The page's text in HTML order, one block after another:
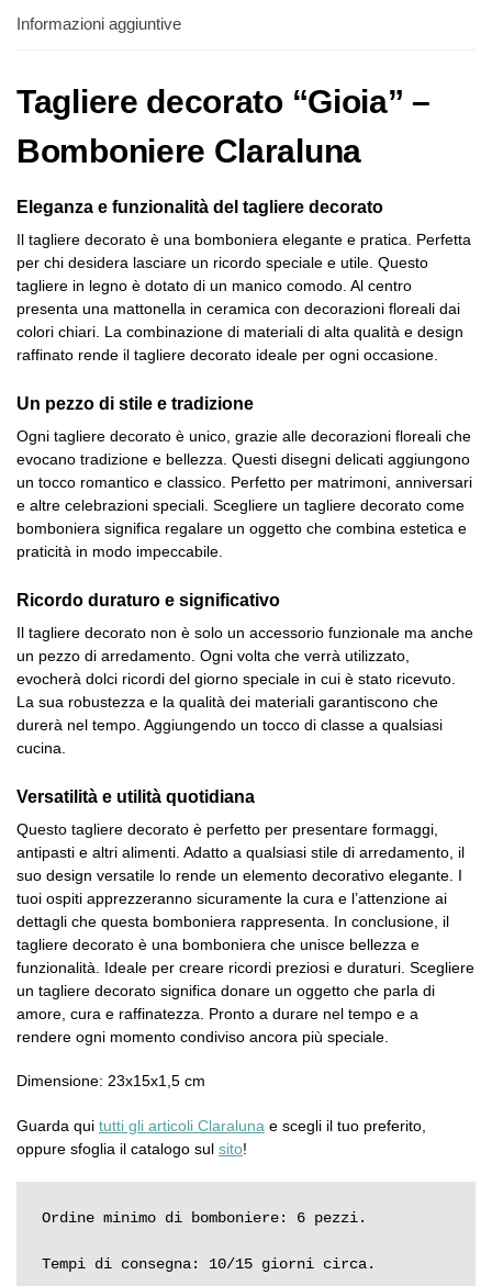
Informazioni aggiuntive
Tagliere decorato “Gioia” –
Bomboniere Claraluna
Eleganza e funzionalità del tagliere decorato
Il tagliere decorato è una bomboniera elegante e pratica. Perfetta
per chi desidera lasciare un ricordo speciale e utile. Questo
tagliere in legno è dotato di un manico comodo. Al centro
presenta una mattonella in ceramica con decorazioni floreali dai
colori chiari. La combinazione di materiali di alta qualità e design
raffinato rende il tagliere decorato ideale per ogni occasione.
Un pezzo di stile e tradizione
Ogni tagliere decorato è unico, grazie alle decorazioni floreali che
evocano tradizione e bellezza. Questi disegni delicati aggiungono
un tocco romantico e classico. Perfetto per matrimoni, anniversari
e altre celebrazioni speciali. Scegliere un tagliere decorato come
bomboniera significa regalare un oggetto che combina estetica e
praticità in modo impeccabile.
Ricordo duraturo e significativo
Il tagliere decorato non è solo un accessorio funzionale ma anche
un pezzo di arredamento. Ogni volta che verrà utilizzato,
evocherà dolci ricordi del giorno speciale in cui è stato ricevuto.
La sua robustezza e la qualità dei materiali garantiscono che
durerà nel tempo. Aggiungendo un tocco di classe a qualsiasi
cucina.
Versatilità e utilità quotidiana
Questo tagliere decorato è perfetto per presentare formaggi,
antipasti e altri alimenti. Adatto a qualsiasi stile di arredamento, il
suo design versatile lo rende un elemento decorativo elegante. I
tuoi ospiti apprezzeranno sicuramente la cura e l’attenzione ai
dettagli che questa bomboniera rappresenta. In conclusione, il
tagliere decorato è una bomboniera che unisce bellezza e
funzionalità. Ideale per creare ricordi preziosi e duraturi. Scegliere
un tagliere decorato significa donare un oggetto che parla di
amore, cura e raffinatezza. Pronto a durare nel tempo e a
rendere ogni momento condiviso ancora più speciale.
Dimensione: 23x15x1,5 cm
Guarda qui tutti gli articoli Claraluna e scegli il tuo preferito,
oppure sfoglia il catalogo sul sito!
Ordine minimo di bomboniere: 6 pezzi.
Tempi di consegna: 10/15 giorni circa.